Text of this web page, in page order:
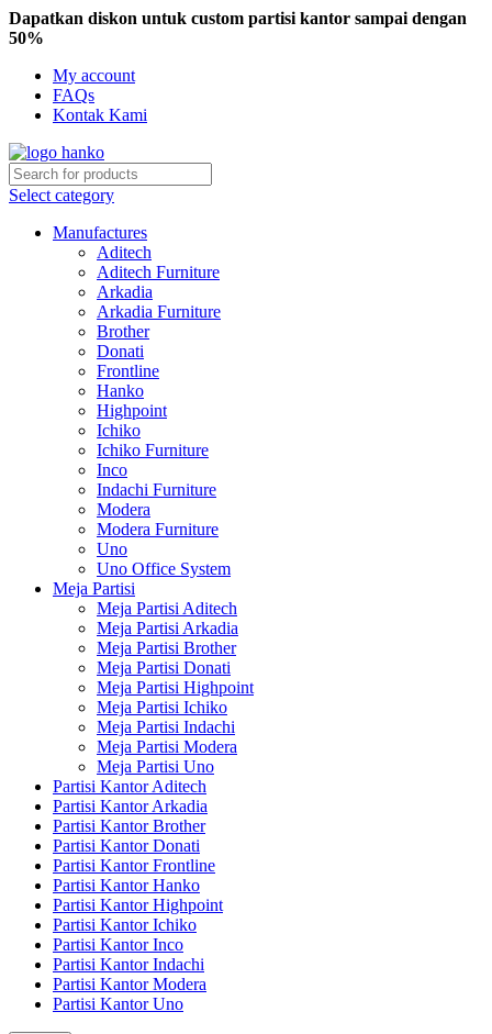
Dapatkan diskon untuk custom partisi kantor sampai dengan
50%
My account
FAQs
Kontak Kami
Select category
Manufactures
Aditech
Aditech Furniture
Arkadia
Arkadia Furniture
Brother
Donati
Frontline
Hanko
Highpoint
Ichiko
Ichiko Furniture
Inco
Indachi Furniture
Modera
Modera Furniture
Uno
Uno Office System
Meja Partisi
Meja Partisi Aditech
Meja Partisi Arkadia
Meja Partisi Brother
Meja Partisi Donati
Meja Partisi Highpoint
Meja Partisi Ichiko
Meja Partisi Indachi
Meja Partisi Modera
Meja Partisi Uno
Partisi Kantor Aditech
Partisi Kantor Arkadia
Partisi Kantor Brother
Partisi Kantor Donati
Partisi Kantor Frontline
Partisi Kantor Hanko
Partisi Kantor Highpoint
Partisi Kantor Ichiko
Partisi Kantor Inco
Partisi Kantor Indachi
Partisi Kantor Modera
Partisi Kantor Uno